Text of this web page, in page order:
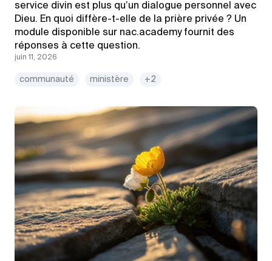
service divin est plus qu’un dialogue personnel avec
Dieu. En quoi diffère-t-elle de la prière privée ? Un
module disponible sur nac.academy fournit des
réponses à cette question.
juin 11, 2026
communauté ministère +2